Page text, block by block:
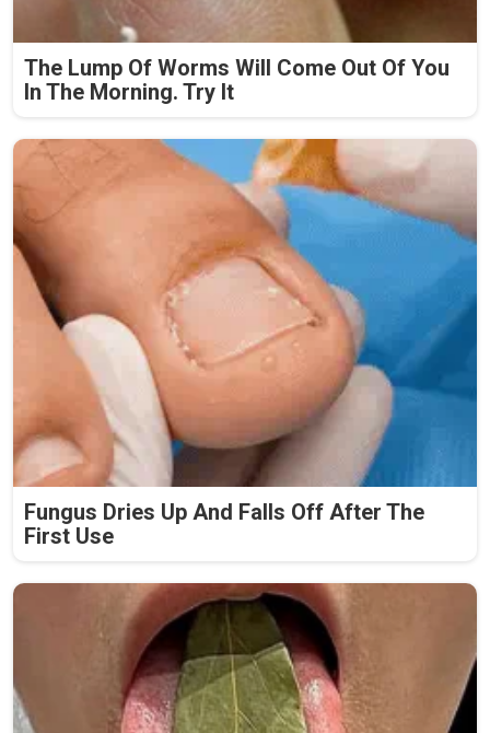
The Lump Of Worms Will Come Out Of You
In The Morning. Try It
Fungus Dries Up And Falls Off After The
First Use